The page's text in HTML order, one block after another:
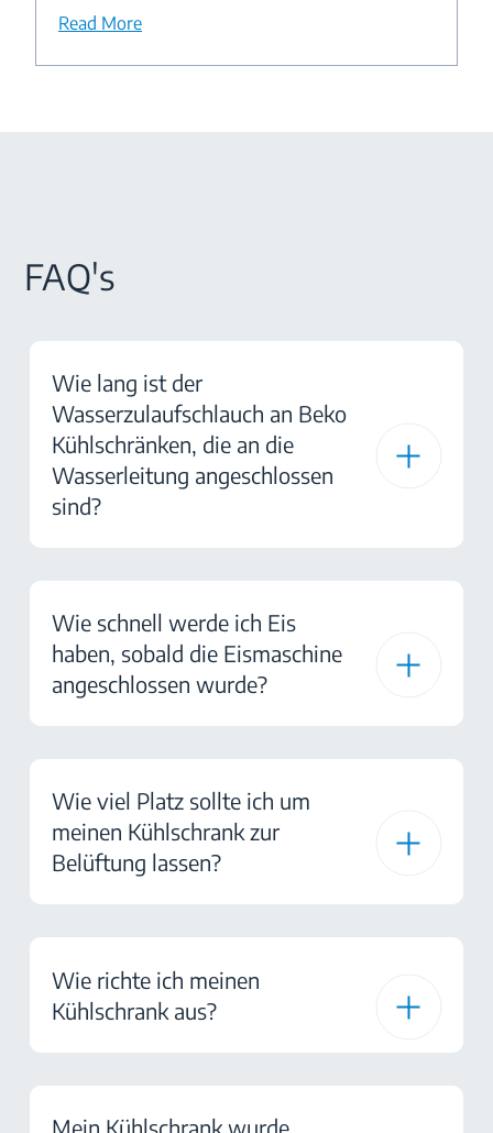
Read More
FAQ's
Wie lang ist der
Wasserzulaufschlauch an Beko
Kühlschränken, die an die
Wasserleitung angeschlossen
sind?
Wie schnell werde ich Eis
haben, sobald die Eismaschine
angeschlossen wurde?
Wie viel Platz sollte ich um
meinen Kühlschrank zur
Belüftung lassen?
Wie richte ich meinen
Kühlschrank aus?
Mein Kühlschrank wurde